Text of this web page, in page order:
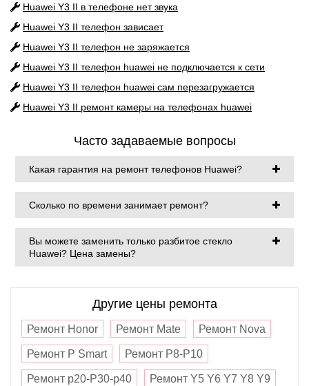
Huawei Y3 II в телефоне нет звука
Huawei Y3 II телефон зависает
Huawei Y3 II телефон не заряжается
Huawei Y3 II телефон huawei не подключается к сети
Huawei Y3 II телефон huawei сам перезагружается
Huawei Y3 II ремонт камеры на телефонах huawei
Часто задаваемые вопросы
Какая гарантия на ремонт телефонов Huawei?
Сколько по времени занимает ремонт?
Вы можете заменить только разбитое стекло
Huawei? Цена замены?
Другие цены ремонта
Ремонт Honor Ремонт Mate Ремонт Nova
Ремонт P Smart Ремонт P8-P10
Ремонт p20-P30-p40 Ремонт Y5 Y6 Y7 Y8 Y9